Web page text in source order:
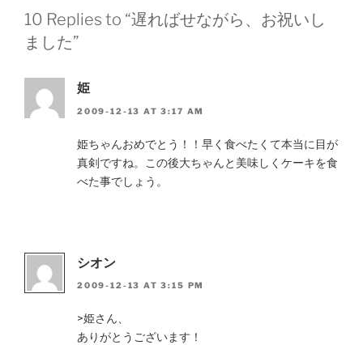
10 Replies to “遅ればせながら、お祝いし
ました”
姫
2009-12-13 AT 3:17 AM
姫ちゃんおめでとう！！早く食べたくて本当に目が
真剣ですね。この後大ちゃんと美味しくケーキを食
べた事でしょう。
シオン
2009-12-13 AT 3:15 PM
>姫さん、
ありがとうございます！